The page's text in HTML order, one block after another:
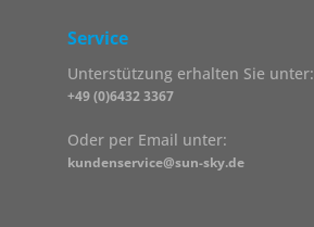
Service
Unterstützung erhalten Sie unter:
+49 (0)6432 3367
Oder per Email unter:
kundenservice@sun-sky.de